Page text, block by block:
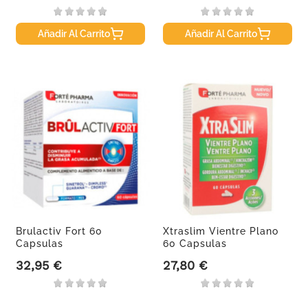
Añadir Al Carrito Añadir Al Carrito
Brulactiv Fort 60
Capsulas
Precio
32,95 €
Xtraslim Vientre Plano
60 Capsulas
Precio
27,80 €